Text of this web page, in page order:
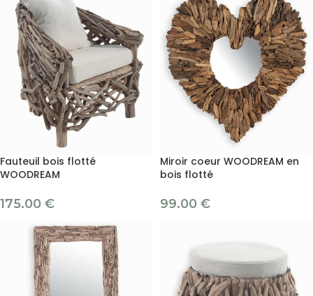
Fauteuil bois flotté
WOODREAM
175.00 €
Miroir coeur WOODREAM en
bois flotté
99.00 €